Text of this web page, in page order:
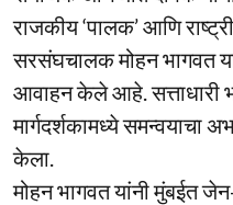
राजकीय ‘पालक’ आणि
सरसंघचालक मोहन भागवत
आवाहन केले आहे. सत्ताधारी
मार्गदर्शकामध्ये समन्वयाचा
केला.
मोहन भागवत यांनी मुंबईत